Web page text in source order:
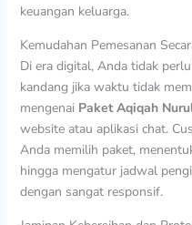
keuangan keluarga.
Kemudahan Pemesanan
Di era digital, Anda tidak
kandang jika waktu tidak
mengenai Paket Aqiqah
website atau aplikasi chat.
Anda memilih paket,
hingga mengatur jadwal
dengan sangat responsif.